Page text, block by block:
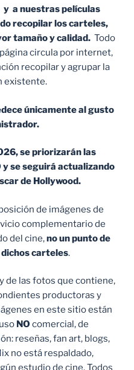
y a nuestras películas
recopilar los carteles,
tamaño y calidad. Todo
circula por internet,
recopilar y agrupar la
existente.
únicamente al gusto
se priorizarán las
se seguirá actualizando
de Hollywood.
de imágenes de
complementario de
del cine,no un punto de
carteles.
de las fotos que contiene,
productoras y
en este sitio están
NO comercial, de
reseñas, fan art, blogs,
no está respaldado,
estudio de cine. Todos